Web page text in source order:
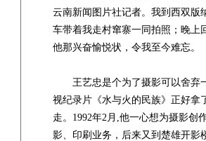
云南新闻图片社记者。我到西双版
车带着我走村窜寨一同拍照；晚上
他那兴奋愉悦状，令我至今难忘。
王艺忠是个为了摄影可以舍弃一
视纪录片《水与火的民族》正好拿
走。1992年2月,他一心想为摄影创
影、印刷业务，后来又到楚雄开影